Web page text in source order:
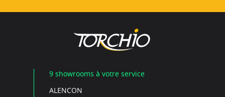
9 showrooms à votre service
ALENCON